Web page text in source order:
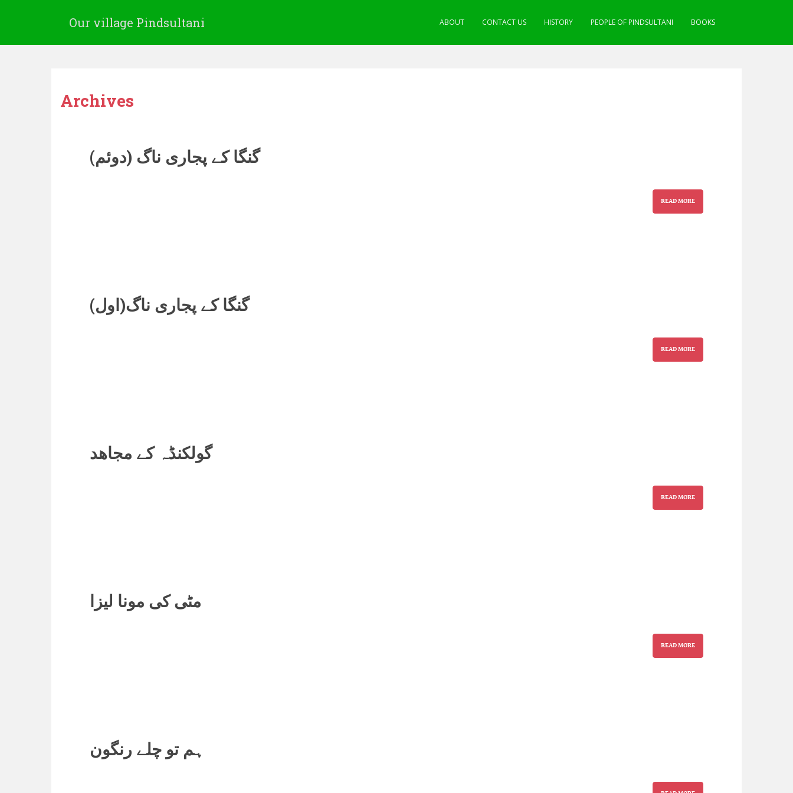
Our village Pindsultani ABOUT CONTACT US HISTORY PEOPLE OF PINDSULTANI BOOKS
Archives
گنگا کے پجاری ناگ (دوئم)
READ MORE
گنگا کے پجاری ناگ(اول)
READ MORE
گولکنڈہ کے مجاھد
READ MORE
مٹی کی مونا لیزا
READ MORE
ہم تو چلے رنگون